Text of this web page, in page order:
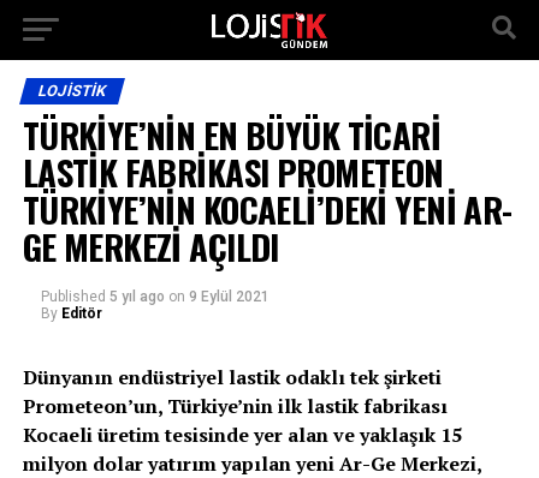
LOJISTIK
TÜRKİYE’NİN EN BÜYÜK TİCARİ
LASTİK FABRİKASI PROMETEON
TÜRKİYE’NİN KOCAELİ’DEKİ YENİ AR-
GE MERKEZİ AÇILDI
Published 5 yıl ago on 9 Eylül 2021
By Editör
Dünyanın endüstriyel lastik odaklı tek şirketi
Prometeon’un, Türkiye’nin ilk lastik fabrikası
Kocaeli üretim tesisinde yer alan ve yaklaşık 15
milyon dolar yatırım yapılan yeni Ar-Ge Merkezi,